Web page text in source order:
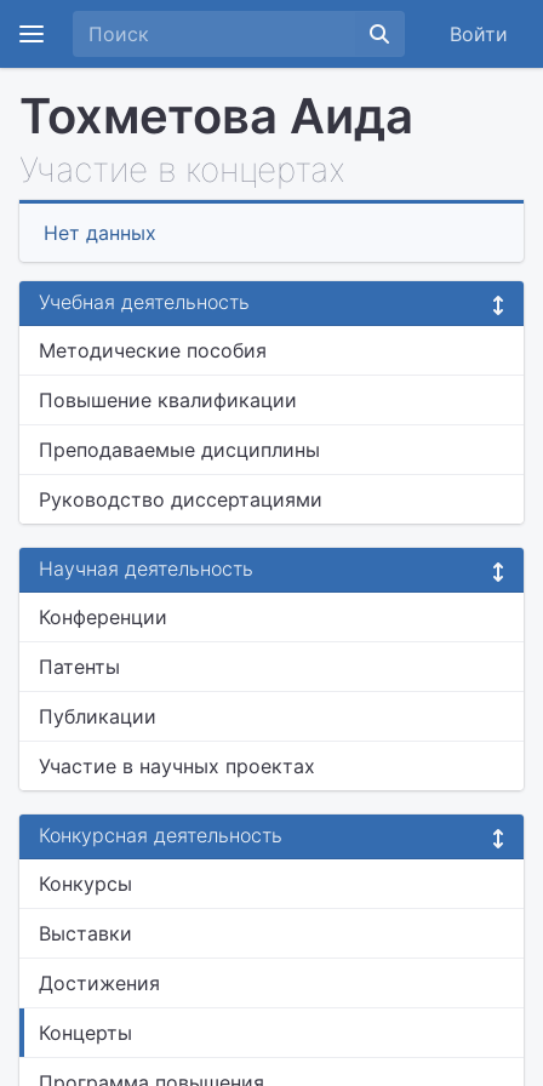
Войти
Тохметова Аида
Участие в концертах
Нет данных
Учебная деятельность
Методические пособия
Повышение квалификации
Преподаваемые дисциплины
Руководство диссертациями
Научная деятельность
Конференции
Патенты
Публикации
Участие в научных проектах
Конкурсная деятельность
Конкурсы
Выставки
Достижения
Концерты